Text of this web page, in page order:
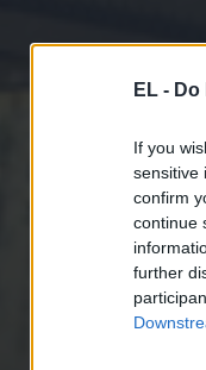
EL -
If you
sensitive
confirm
continue
further